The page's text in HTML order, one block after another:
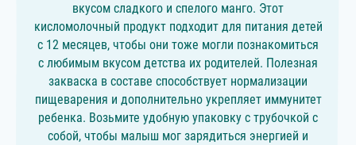
вкусом сладкого и спелого манго. Этот
кисломолочный продукт подходит для питания детей
с 12 месяцев, чтобы они тоже могли познакомиться
с любимым вкусом детства их родителей. Полезная
закваска в составе способствует нормализации
пищеварения и дополнительно укрепляет иммунитет
ребенка. Возьмите удобную упаковку с трубочкой с
собой, чтобы малыш мог зарядиться энергией и